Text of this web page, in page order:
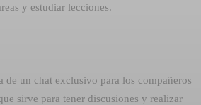
y estudiar lecciones.
de un chat exclusivo para los compañeros
sirve para tener discusiones y realizar